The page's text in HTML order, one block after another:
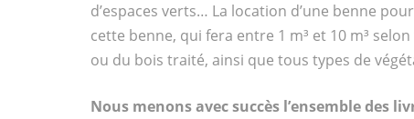
d’espaces verts… La location d’une benne
cette benne, qui fera entre 1 m³ et 10 m³
ou du bois traité, ainsi que tous types de
Nous menons avec succès l’ensemble des